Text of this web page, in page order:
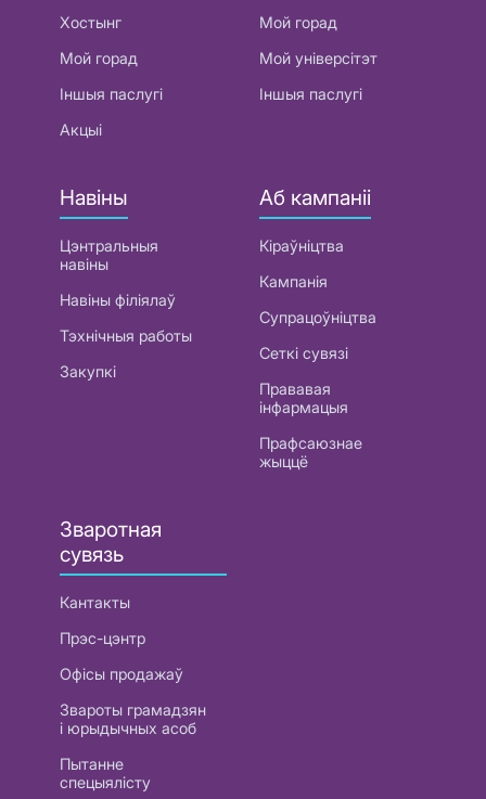
Хостынг
Мой горад
Іншыя паслугі
Акцыі
Мой горад
Мой універсітэт
Іншыя паслугі
Навіны
Цэнтральныя
навіны
Навіны філіялаў
Тэхнічныя работы
Закупкі
Аб кампаніі
Кіраўніцтва
Кампанія
Супрацоўніцтва
Сеткі сувязі
Прававая
інфармацыя
Прафсаюзнае
жыццё
Зваротная
сувязь
Кантакты
Прэс-цэнтр
Офісы продажаў
Звароты грамадзян
і юрыдычных асоб
Пытанне
спецыялісту